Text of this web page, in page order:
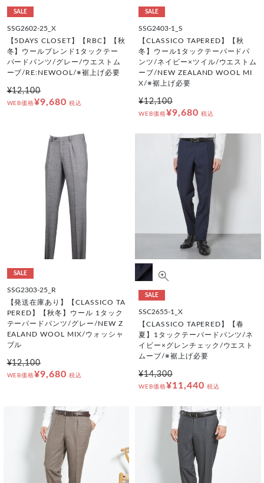
SALE
SSG2602-25_X
【5DAYS CLOSET】【RBC】【秋
冬】ウールブレンド1タックテー
パードパンツ/グレー/ウエストム
ーブ/RE:NEWOOL/※裾上げ必要
¥12,100
WEB価格¥9,680 税込
SALE
SSG2403-1_S
【CLASSICO TAPERED】【秋
冬】ウール1タックテーパードパ
ンツ/ネイビー×ツイル/ウエストム
ーブ/NEW ZEALAND WOOL MI
X/※裾上げ必要
¥12,100
WEB価格¥9,680 税込
SALE
SSG2303-25_R
【発送在庫あり】【CLASSICO TA
PERED】【秋冬】ウール 1タック
テーパードパンツ/グレー/NEW Z
EALAND WOOL MIX/ウォッシャ
ブル
¥12,100
WEB価格¥9,680 税込
SALE
SSC2655-1_X
【CLASSICO TAPERED】【春
夏】1タックテーパードパンツ/ネ
イビー×グレンチェック/ウエスト
ムーブ/※裾上げ必要
¥14,300
WEB価格¥11,440 税込